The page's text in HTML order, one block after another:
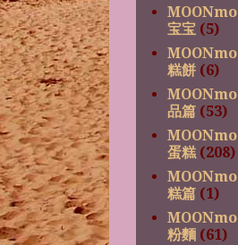
宝宝 (5)
糕餅 (6)
品篇 (53)
蛋糕 (208)
糕篇 (1)
粉麵 (61)